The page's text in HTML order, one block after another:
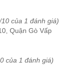
10 của 1 đánh giá)
Quận Gò Vấp
của 1 đánh giá)